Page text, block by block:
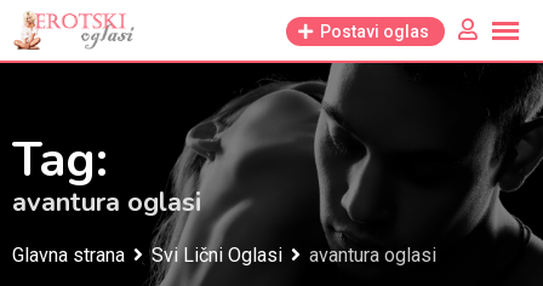
Skip
to
Postavi oglas
Tag:
avantura oglasi
Glavna strana Svi Lični Oglasi avantura oglasi